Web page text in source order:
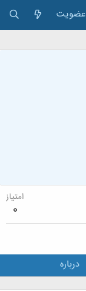
عضویت
امتیاز
0
درباره